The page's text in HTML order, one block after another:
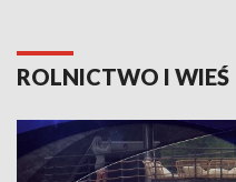
ROLNICTWO I WIEŚ